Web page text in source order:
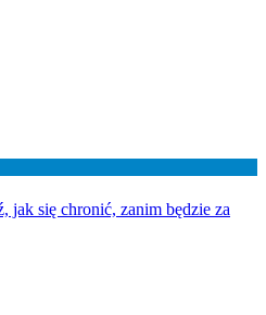
jak się chronić, zanim będzie za